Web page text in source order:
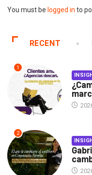
You must be logged in to
RECENT
1
2